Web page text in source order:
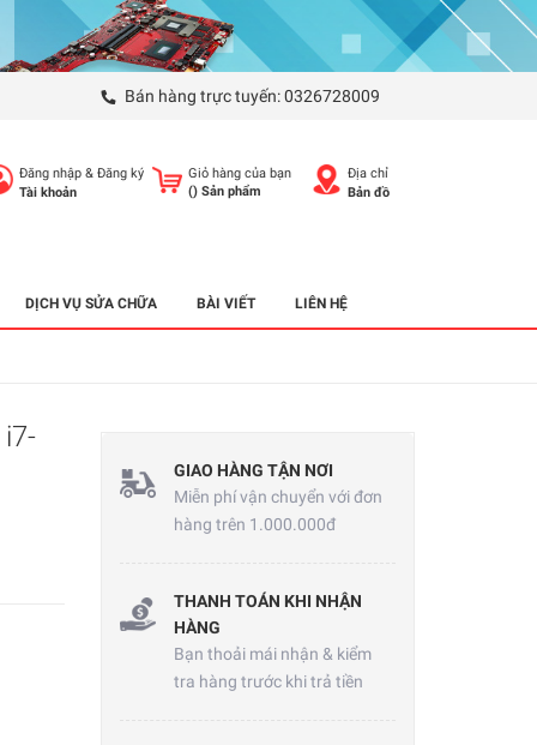
Bán hàng trực tuyến:0326728009
Đăng nhập & Đăng ký
Tài khoản
Giỏ hàng của bạn
() Sản phẩm
Địa chỉ
Bản đồ
DỊCH VỤ SỬA CHỮA BÀI VIẾT LIÊN HỆ
GIAO HÀNG TẬN NƠI
Miễn phí vận chuyển với đơn
hàng trên 1.000.000đ
THANH TOÁN KHI NHẬN
HÀNG
Bạn thoải mái nhận & kiểm
tra hàng trước khi trả tiền